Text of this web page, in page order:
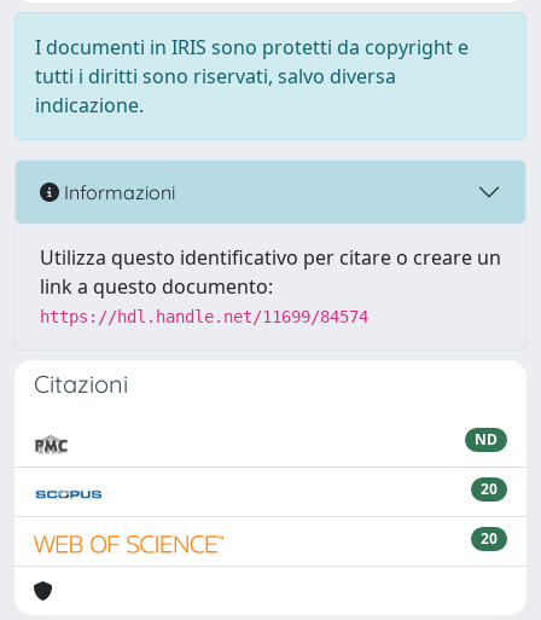
I documenti in IRIS sono protetti da copyright e
tutti i diritti sono riservati, salvo diversa
indicazione.
Informazioni
Utilizza questo identificativo per citare o creare un
link a questo documento:
https://hdl.handle.net/11699/84574
Citazioni
ND
20
20